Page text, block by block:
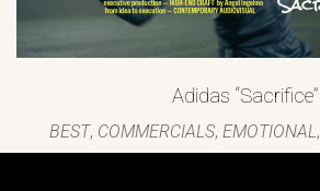
Adidas “Sacrifice”
BEST, COMMERCIALS, EMOTIONAL,